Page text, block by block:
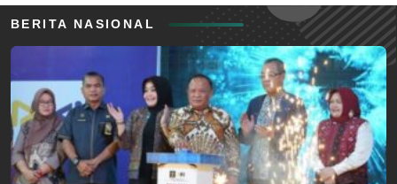
BERITA NASIONAL